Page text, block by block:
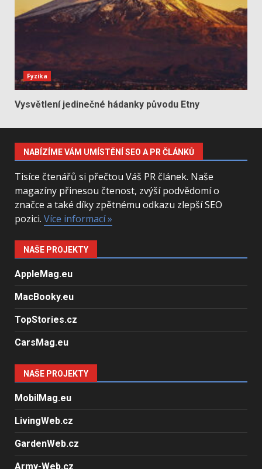
Fyzika
Vysvětlení jedinečné hádanky původu Etny
NABÍZÍME VÁM UMÍSTĚNÍ SEO A PR ČLÁNKŮ
Tisíce čtenářů si přečtou Váš PR článek. Naše
magazíny přinesou čtenost, zvýší podvědomí o
značce a také díky zpětnému odkazu zlepší SEO
pozici. Více informací »
NAŠE PROJEKTY
AppleMag.eu
MacBooky.eu
TopStories.cz
CarsMag.eu
NAŠE PROJEKTY
MobilMag.eu
LivingWeb.cz
GardenWeb.cz
Army-Web.cz